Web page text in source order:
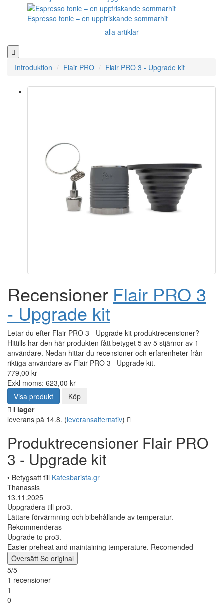
Espresso tonic – en uppfriskande sommarhit
alla artiklar
Introduktion Flair PRO Flair PRO 3 - Upgrade kit
Recensioner Flair PRO 3
- Upgrade kit
Letar du efter Flair PRO 3 - Upgrade kit produktrecensioner?
Hittills har den här produkten fått betyget 5 av 5 stjärnor av 1
användare. Nedan hittar du recensioner och erfarenheter från
riktiga användare av Flair PRO 3 - Upgrade kit.
779,00 kr
Exkl moms: 623,00 kr
Visa produkt
Köp
I lager
leverans på 14.8. (leveransalternativ)
Produktrecensioner Flair PRO
3 - Upgrade kit
• Betygsatt till Kafesbarista.gr
Thanassis
13.11.2025
Uppgradera till pro3.
Lättare förvärmning och bibehållande av temperatur.
Rekommenderas
Upgrade to pro3.
Easier preheat and maintaining temperature. Recomended
Översätt Se original
5/5
1 recensioner
1
0